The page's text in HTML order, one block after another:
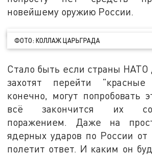
новейшему оружию России.
ФОТО: КОЛЛАЖ ЦАРЬГРАДА
Стало быть если страны НАТО
захотят перейти
конечно, могут попробовать
всё закончится их
поражением. Даже на
ядерных ударов по России от
полетит ответ. И каким он